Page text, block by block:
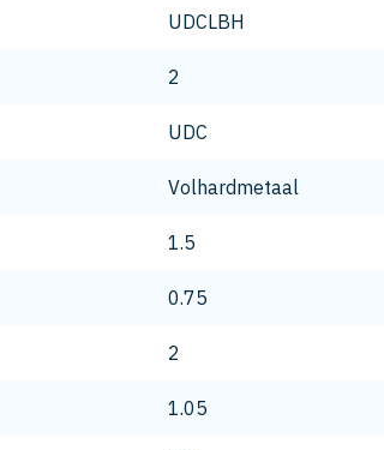
UDCLBH
2
UDC
Volhardmetaal
1.5
0.75
2
1.05